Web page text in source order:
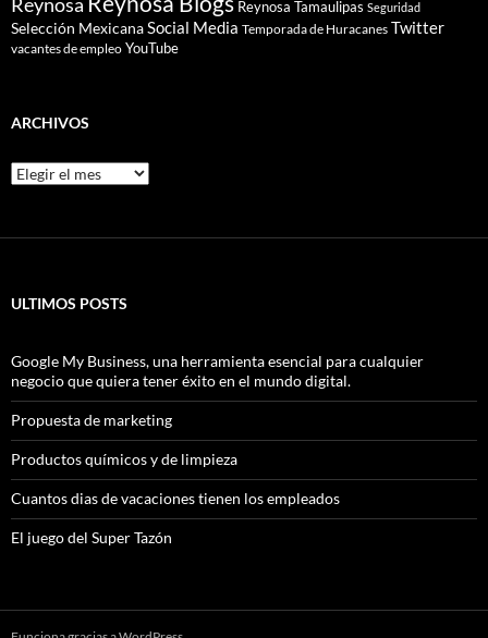
Reynosa Tamaulipas Seguridad
Selección MexicanaSocial Media Temporada de Huracanes Twitter
vacantes de empleo YouTube
ARCHIVOS
Archivos
ULTIMOS POSTS
Google My Business, una herramienta esencial para cualquier
negocio que quiera tener éxito en el mundo digital.
Propuesta de marketing
Productos químicos y de limpieza
Cuantos dias de vacaciones tienen los empleados
El juego del Super Tazón